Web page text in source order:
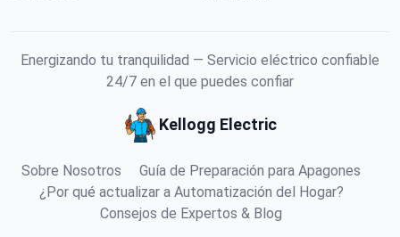
Energizando tu tranquilidad — Servicio eléctrico confiable
24/7 en el que puedes confiar
Kellogg Electric
Sobre Nosotros
Guía de Preparación para Apagones
¿Por qué actualizar a Automatización del Hogar?
Consejos de Expertos & Blog